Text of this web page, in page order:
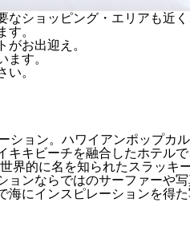
ショッピング・エリアも近く
。
お出迎え。
す。
。
ション。ハワイアンポップカ
キビーチを融合したホテル
界的に名を知られたスラッキ
ンならではのサーファーや写
にインスピレーションを得